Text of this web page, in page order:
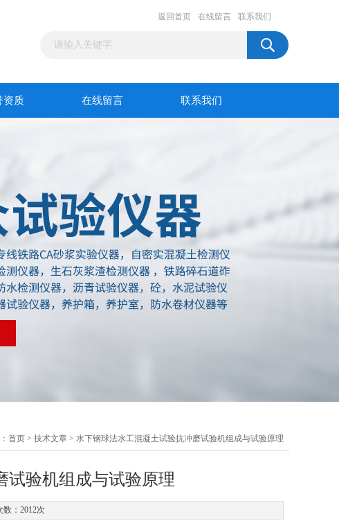
返回首页 在线留言 联系我们
资质 在线留言 联系我们
首页 > 技术文章 > 水下钢球法水工混凝土试验抗冲磨试验机组成与试验原理
试验机组成与试验原理
：2012次